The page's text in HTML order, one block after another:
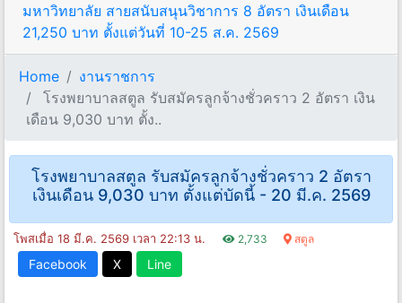
มหาวิทยาลัย สายสนับสนุนวิชาการ 8 อัตรา เงินเดือน
21,250 บาท ตั้งแต่วันที่ 10-25 ส.ค. 2569
Home
งานราชการ
โรงพยาบาลสตูล รับสมัครลูกจ้างชั่วคราว 2 อัตรา เงิน
เดือน 9,030 บาท ตั้ง..
โรงพยาบาลสตูล รับสมัครลูกจ้างชั่วคราว 2 อัตรา
เงินเดือน 9,030 บาท ตั้งแต่บัดนี้ - 20 มี.ค. 2569
โพสเมื่อ 18 มี.ค. 2569 เวลา 22:13 น. 2,733 สตูล
Facebook X Line